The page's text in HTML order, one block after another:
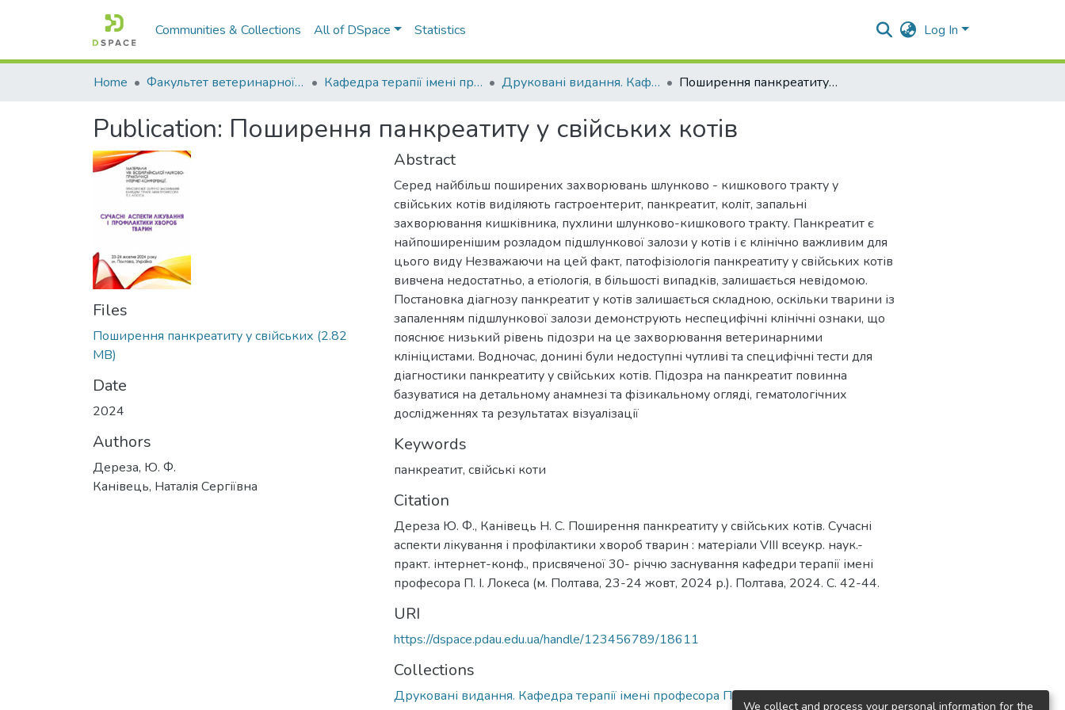
Communities & Collections All of DSpace Statistics Log In
Home Факультет ветеринарної медицини Кафедра терапії імені професора П. І. Локеса Друковані видання. Кафедра терапії імені професора П. І. Локеса Поширення панкреатиту у свійських котів
Publication: Поширення панкреатиту у свійських котів
Files
Поширення панкреатиту у свійських (2.82
MB)
Date
2024
Authors
Дереза, Ю. Ф.
Канівець, Наталія Сергіївна
Abstract
Серед найбільш поширених захворювань шлунково - кишкового тракту у
свійських котів виділяють гастроентерит, панкреатит, коліт, запальні
захворювання кишківника, пухлини шлунково-кишкового тракту. Панкреатит є
найпоширенішим розладом підшлункової залози у котів і є клінічно важливим для
цього виду Незважаючи на цей факт, патофізіологія панкреатиту у свійських котів
вивчена недостатньо, а етіологія, в більшості випадків, залишається невідомою.
Постановка діагнозу панкреатит у котів залишається складною, оскільки тварини із
запаленням підшлункової залози демонструють неспецифічні клінічні ознаки, що
пояснює низький рівень підозри на це захворювання ветеринарними
клініцистами. Водночас, донині були недоступні чутливі та специфічні тести для
діагностики панкреатиту у свійських котів. Підозра на панкреатит повинна
базуватися на детальному анамнезі та фізикальному огляді, гематологічних
дослідженнях та результатах візуалізації
Keywords
панкреатит, свійські коти
Citation
Дереза Ю. Ф., Канівець Н. С. Поширення панкреатиту у свійських котів. Сучасні
аспекти лікування і профілактики хвороб тварин : матеріали VIII всеукр. наук.-
практ. інтернет-конф., присвяченої 30- річчю заснування кафедри терапії імені
професора П. І. Локеса (м. Полтава, 23-24 жовт, 2024 р.). Полтава, 2024. С. 42-44.
URI
https://dspace.pdau.edu.ua/handle/123456789/18611
Collections
Друковані видання. Кафедра терапії імені професора П. І. Локеса
We collect and process your personal information for the